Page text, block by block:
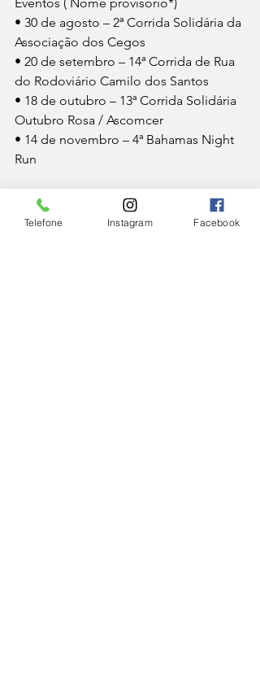
• 30 de agosto – 2ª Corrida Solidária da
Associação dos Cegos
• 20 de setembro – 14ª Corrida de Rua
do Rodoviário Camilo dos Santos
• 18 de outubro – 13ª Corrida Solidária
Outubro Rosa / Ascomcer
• 14 de novembro – 4ª Bahamas Night
Run
ESPORTE
CIDADETelefone Instagram Facebook